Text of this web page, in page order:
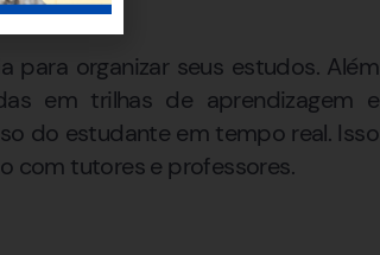
para organizar seus estudos. Além
em trilhas de aprendizagem e
do estudante em tempo real. Isso
com tutores e professores.